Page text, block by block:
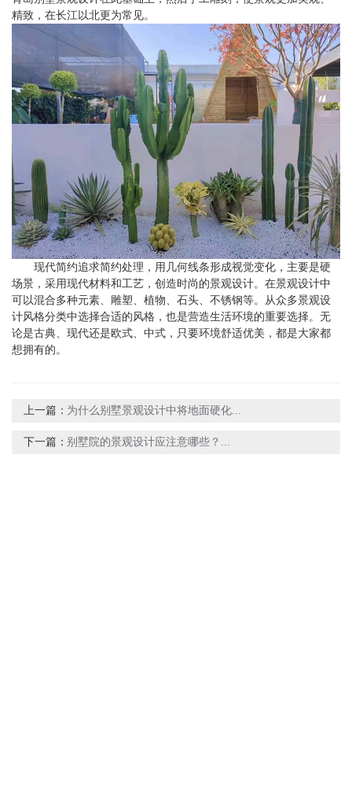
精致，在长江以北更为常见。
现代简约追求简约处理，用几何线条形成视觉变化，主要是硬
场景，采用现代材料和工艺，创造时尚的景观设计。在景观设计中
可以混合多种元素、雕塑、植物、石头、不锈钢等。从众多景观设
计风格分类中选择合适的风格，也是营造生活环境的重要选择。无
论是古典、现代还是欧式、中式，只要环境舒适优美，都是大家都
想拥有的。
上一篇： 为什么别墅景观设计中将地面硬化...
下一篇： 别墅院的景观设计应注意哪些？...